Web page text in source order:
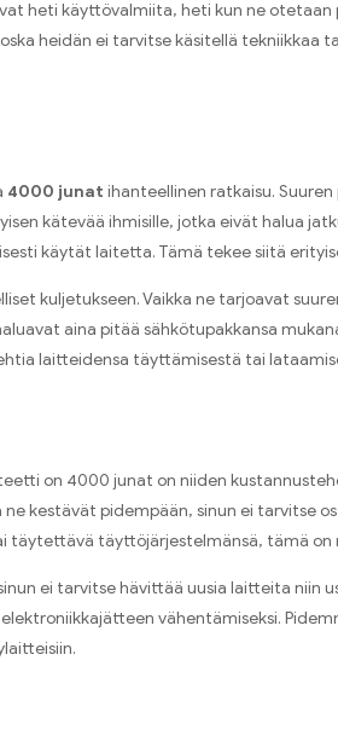
heti käyttövalmiita, heti kun ne
heidän ei tarvitse käsitellä
4000 junat ihanteellinen ratkaisu.
kätevää ihmisille, jotka eivät halua
käytät laitetta. Tämä tekee siitä
kuljetukseen. Vaikka ne tarjoavat
aina pitää sähkötupakkansa
laitteidensa täyttämisestä tai
on 4000 junat on niiden
kestävät pidempään, sinun ei tarvitse
täytettävä täyttöjärjestelmänsä, tämä on
ei tarvitse hävittää uusia laitteita
vähentämiseksi.